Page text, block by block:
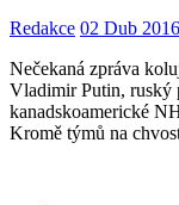
Redakce 02 Dub 2016
Nečekaná zpráva
Vladimir Putin, ruský
kanadskoamerické
Kromě týmů na